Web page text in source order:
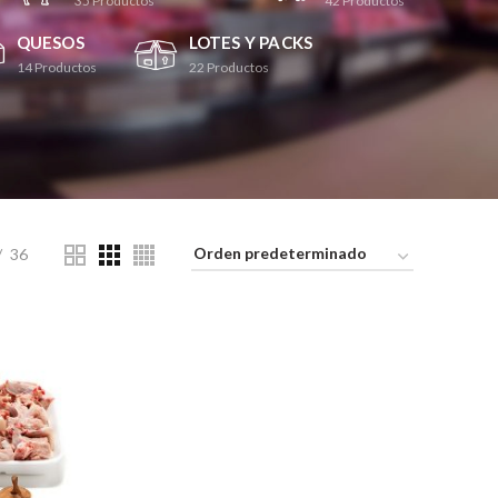
QUESOS
14Productos
LOTES Y PACKS
22 Productos
36